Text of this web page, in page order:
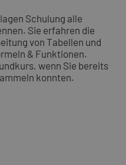
Schulung alle
Sie erfahren die
von Tabellen und
& Funktionen.
wenn Sie bereits
konnten.